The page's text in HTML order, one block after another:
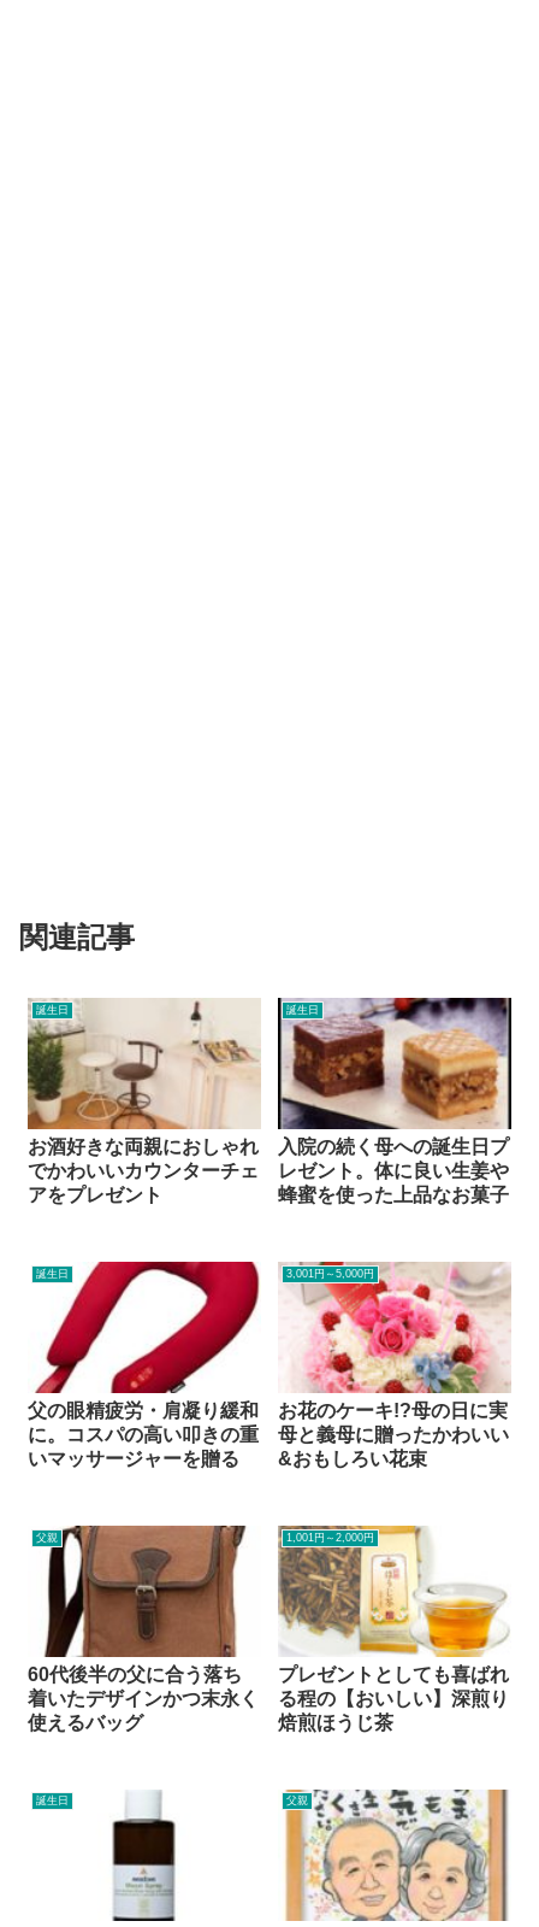
関連記事
誕生日
お酒好きな両親におしゃれ
でかわいいカウンターチェ
アをプレゼント
誕生日
入院の続く母への誕生日プ
レゼント。体に良い生姜や
蜂蜜を使った上品なお菓子
誕生日
父の眼精疲労・肩凝り緩和
に。コスパの高い叩きの重
いマッサージャーを贈る
3,001円～5,000円
お花のケーキ!?母の日に実
母と義母に贈ったかわいい
&おもしろい花束
父親
60代後半の父に合う落ち
着いたデザインかつ末永く
使えるバッグ
1,001円～2,000円
プレゼントとしても喜ばれ
る程の【おいしい】深煎り
焙煎ほうじ茶
誕生日 父親